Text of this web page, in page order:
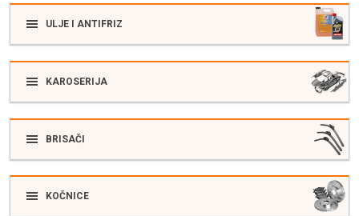
ULJE I ANTIFRIZ
KAROSERIJA
BRISAČI
KOČNICE